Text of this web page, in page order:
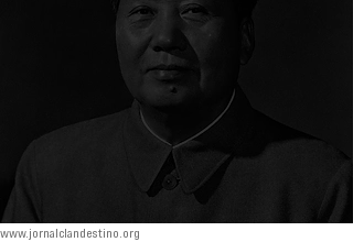
www.jornalclandestino.org